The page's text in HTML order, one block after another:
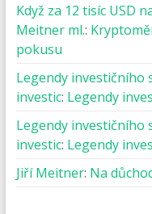
Když za 12 tisíc USD
Meitner ml.:
pokusu
Legendy investičního
investic: Legendy
Legendy investičního
investic: Legendy
Jiří Meitner: Na